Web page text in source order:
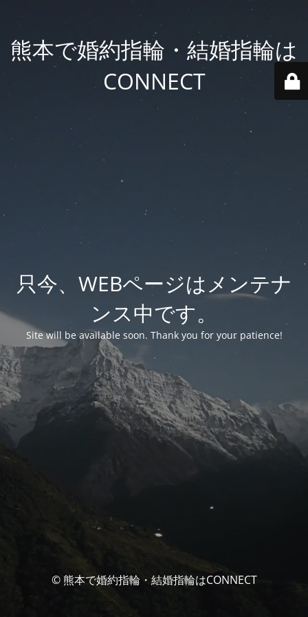
熊本で婚約指輪・結婚指輪は
CONNECT
只今、WEBページはメンテナ
ンス中です。
Site will be available soon. Thank you for your patience!
© 熊本で婚約指輪・結婚指輪はCONNECT